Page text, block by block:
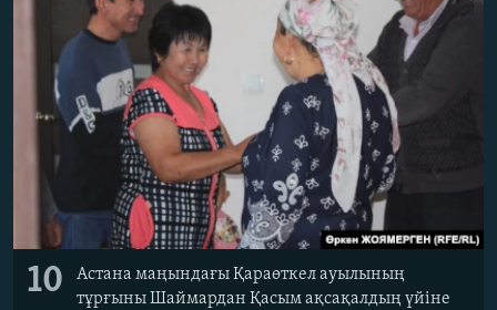
10
Астана маңындағы Қараөткел ауылының
тұрғыны Шаймардан Қасым ақсақалдың үйіне